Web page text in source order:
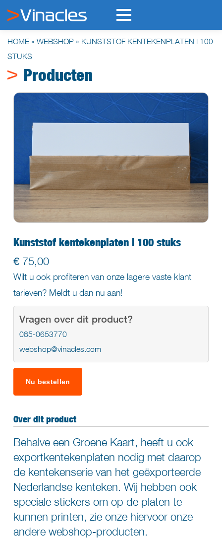
HOME » WEBSHOP » KUNSTSTOF KENTEKENPLATEN | 100
STUKS
Producten
Kunststof kentekenplaten | 100 stuks
€ 75,00
Wilt u ook profiteren van onze lagere vaste klant
tarieven? Meldt u dan nu aan!
Vragen over dit product?
085-0653770
webshop@vinacles.com
Over dit product
Behalve een Groene Kaart, heeft u ook
exportkentekenplaten nodig met daarop
de kentekenserie van het geëxporteerde
Nederlandse kenteken. Wij hebben ook
speciale stickers om op de platen te
kunnen printen, zie onze hiervoor onze
andere webshop-producten.